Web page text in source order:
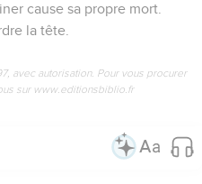
cause sa propre mort.
la tête.
avec autorisation. Pour vous procurer
sur www.editionsbiblio.fr